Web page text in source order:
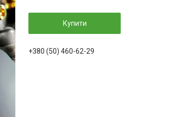
Купити
+380 (50) 460-62-29